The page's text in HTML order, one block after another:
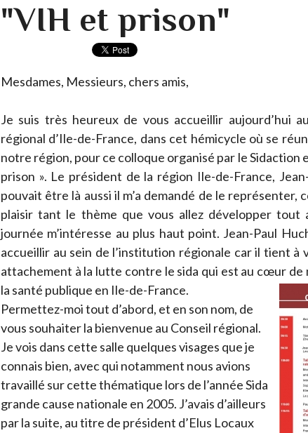
"VIH et prison"
Mesdames, Messieurs, chers amis,
Je suis très heureux de vous accueillir aujourd’hui
régional d’Ile-de-France, dans cet hémicycle où se
notre région, pour ce colloque organisé par le Sidaction
prison ». Le président de la région Ile-de-France,
pouvait être là aussi il m’a demandé de le représenter,
plaisir tant le thème que vous allez développer tout
journée m’intéresse au plus haut point. Jean-Paul
accueillir au sein de l’institution régionale car il tient à
attachement à la lutte contre le sida qui est au cœur
la santé publique en Ile-de-France.
Permettez-moi tout d’abord, et en son nom, de
vous souhaiter la bienvenue au Conseil régional.
Je vois dans cette salle quelques visages que je
connais bien, avec qui notamment nous avions
travaillé sur cette thématique lors de l’année Sida
grande cause nationale en 2005. J’avais d’ailleurs
par la suite, au titre de président d’Elus Locaux